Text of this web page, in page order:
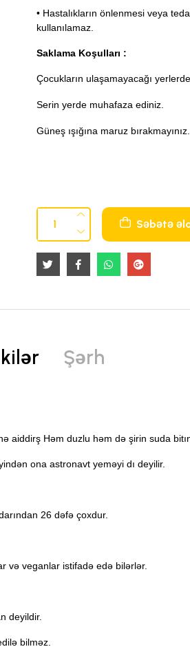
• Hastalıkların önlenmesi veya
kullanılamaz.
Saklama Koşulları :
Çocukların ulaşamayacağı
Serin yerde muhafaza ediniz.
Güneş ışığına maruz bırakmayınız.
Səbətə
Şərh
aiddirş Həm duzlu həm də şirin suda
ona astronavt yeməyi dı deyilir.
26 dəfə çoxdur.
və veganlar istifadə edə bilərlər.
deyildir.
bilməz.